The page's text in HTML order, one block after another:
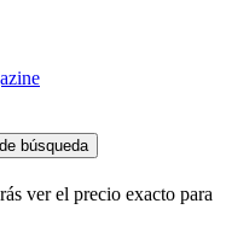
búsqueda
ver el precio exacto para